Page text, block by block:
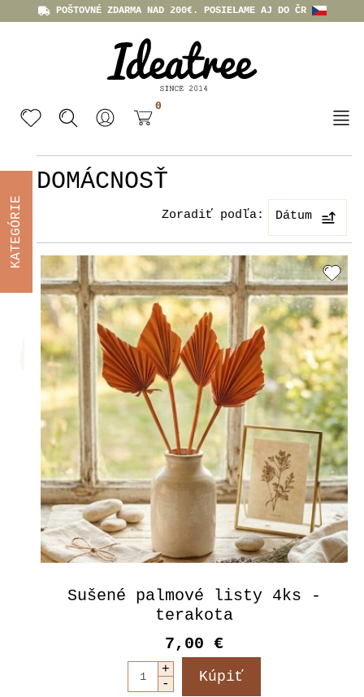
POŠTOVNÉ ZDARMA NAD 200€. POSIELAME AJ DO ČR
0
DOMÁCNOSŤ
Zoradiť podľa: Dátum
Sušené palmové listy 4ks -
terakota
7,00 €
KATEGÓRIE